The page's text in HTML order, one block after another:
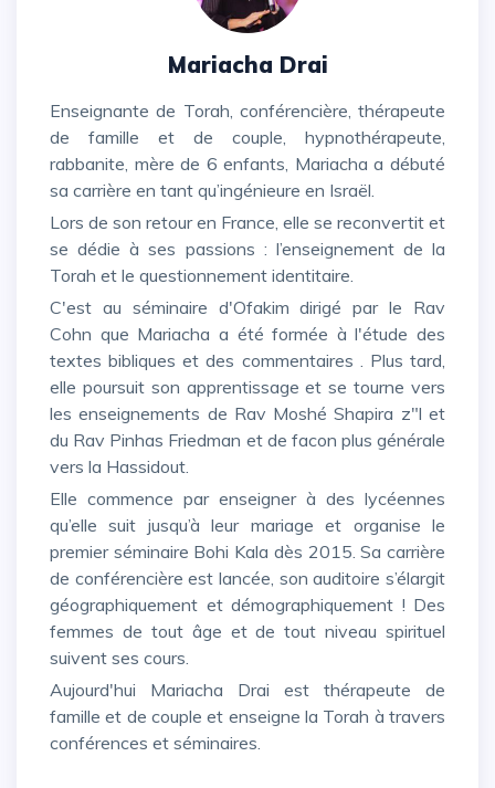
Mariacha Drai
Enseignante de Torah, conférencière, thérapeute
de famille et de couple, hypnothérapeute,
rabbanite, mère de 6 enfants, Mariacha a débuté
sa carrière en tant qu’ingénieure en Israël.
Lors de son retour en France, elle se reconvertit et
se dédie à ses passions : l’enseignement de la
Torah et le questionnement identitaire.
C'est au séminaire d'Ofakim dirigé par le Rav
Cohn que Mariacha a été formée à l'étude des
textes bibliques et des commentaires . Plus tard,
elle poursuit son apprentissage et se tourne vers
les enseignements de Rav Moshé Shapira z"l et
du Rav Pinhas Friedman et de facon plus générale
vers la Hassidout.
Elle commence par enseigner à des lycéennes
qu’elle suit jusqu’à leur mariage et organise le
premier séminaire Bohi Kala dès 2015. Sa carrière
de conférencière est lancée, son auditoire s’élargit
géographiquement et démographiquement ! Des
femmes de tout âge et de tout niveau spirituel
suivent ses cours.
Aujourd'hui Mariacha Drai est thérapeute de
famille et de couple et enseigne la Torah à travers
conférences et séminaires.